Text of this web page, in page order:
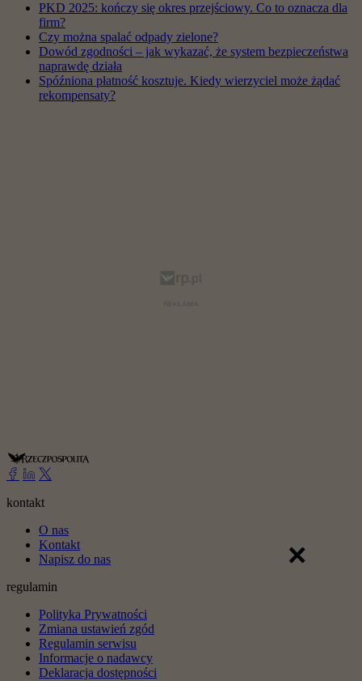
PKD 2025: kończy się okres przejściowy. Co to oznacza dla
firm?
Czy można spalać odpady zielone?
Dowód zgodności – jak wykazać, że system bezpieczeństwa
naprawdę działa
Spóźniona płatność kosztuje. Kiedy wierzyciel może żądać
rekompensaty?
kontakt
O nas
Kontakt
Napisz do nas
regulamin
Polityka Prywatności
Zmiana ustawień zgód
Regulamin serwisu
Informacje o nadawcy
Deklaracja dostępności
×